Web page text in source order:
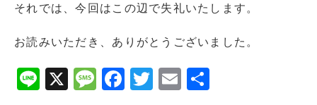
それでは、今回はこの辺で失礼いたします。
お読みいただき、ありがとうございました。
Line
X Message
Facebook
Twitter
Email